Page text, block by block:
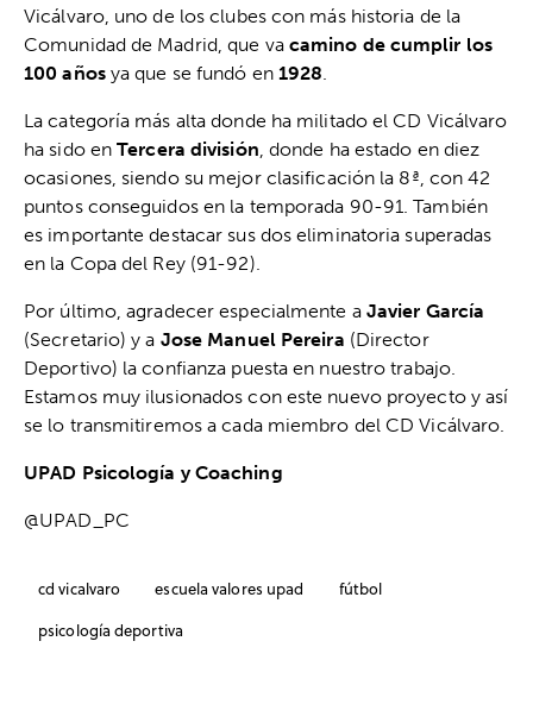
Vicálvaro, uno de los clubes con más historia de la
Comunidad de Madrid, que va camino de cumplir los
100 añosya que se fundó en 1928.
La categoría más alta donde ha militado el CD Vicálvaro
ha sido enTercera división, donde ha estado en diez
ocasiones, siendo su mejor clasificación la 8ª, con 42
puntos conseguidos en la temporada 90-91. También
es importante destacar sus dos eliminatoria superadas
en la Copa del Rey (91-92).
Por último, agradecer especialmente a Javier García
(Secretario) y a Jose Manuel Pereira (Director
Deportivo) la confianza puesta en nuestro trabajo.
Estamos muy ilusionados con este nuevo proyecto y así
se lo transmitiremos a cada miembro del CD Vicálvaro.
UPAD Psicología y Coaching
@UPAD_PC
cd vicalvaro escuela valores upad
fútbol
psicología deportiva